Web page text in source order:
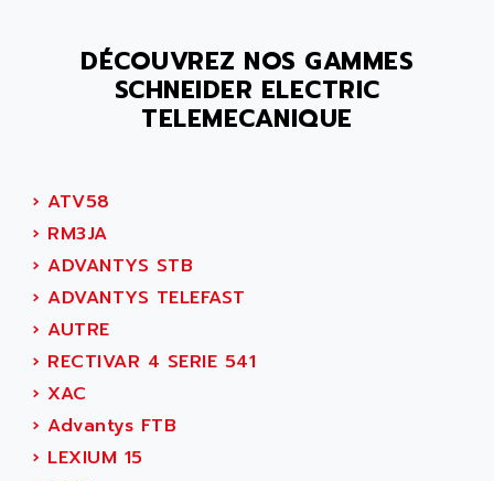
LEXIUM
SERVVODYN
SERVODYN
MDLA
MDLS
ACMD2
ACM
PLS514
PLS510
SERVOSTAR
AC FEED MOTOR
ADISCOM
ADITEC
ADLEE POWERTRONIC
ADLINK
ADLINK TECHNOLOGY
ADM ELECTRONIC
ADMV
ADN
ADTECH POWER INC
ADV
DÉCOUVREZ NOS GAMMES
SCHNEIDER ELECTRIC
TELEMECANIQUE
› ATV58
› RM3JA
› ADVANTYS STB
› ADVANTYS TELEFAST
› AUTRE
› RECTIVAR 4 SERIE 541
› XAC
› Advantys FTB
› LEXIUM 15